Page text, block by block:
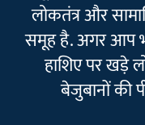
लोकतंत्र और
समूह है. अगर आप
हाशिए पर खड़े
बेजुबानों की